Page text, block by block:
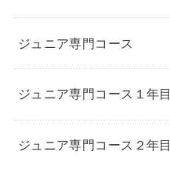
ジュニア専門コース
ジュニア専門コース１年目
ジュニア専門コース２年目